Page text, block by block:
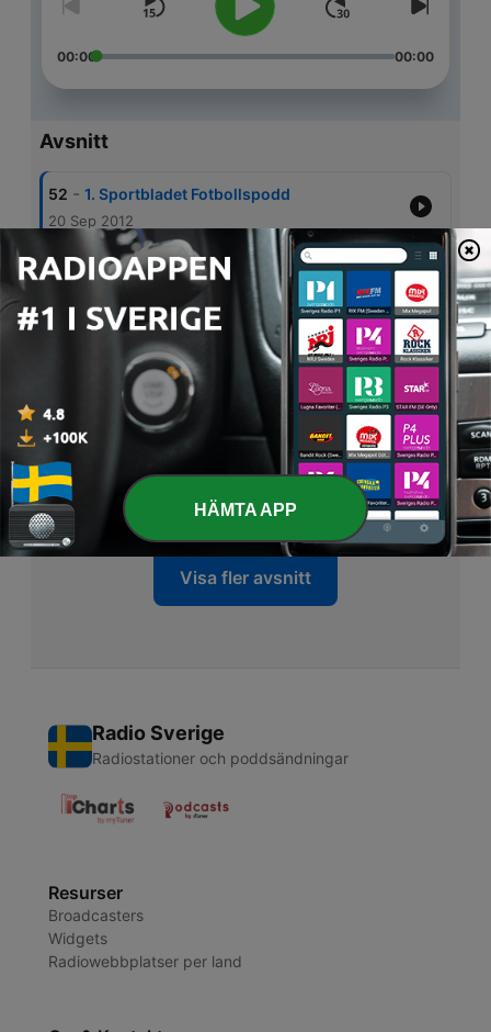
00:00 00:00
Avsnitt
52 - 1. Sportbladet Fotbollspodd
20 Sep 2012
51 - Lagerbäck har blivit folkkär
50 - 51 PROCENT MFF (del två)
27 Aug 2015
49 OISÍN CANTWELL ÄR ARG
14 Aug 2015
48 Korkade fotbollslag
06 Aug 2015
Visa fler avsnitt
Radio Sverige
Radiostationer och poddsändningar
Resurser
Broadcasters
Widgets
Radiowebbplatser per land
HÄMTA APP